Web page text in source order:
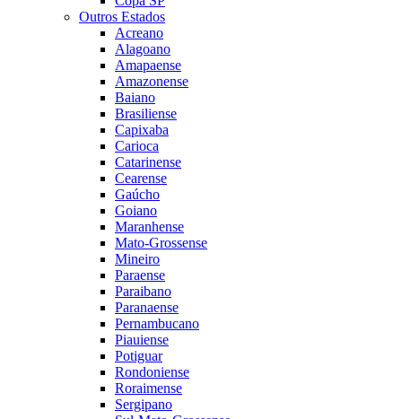
Outros Estados
Acreano
Alagoano
Amapaense
Amazonense
Baiano
Brasiliense
Capixaba
Carioca
Catarinense
Cearense
Gaúcho
Goiano
Maranhense
Mato-Grossense
Mineiro
Paraense
Paraibano
Paranaense
Pernambucano
Piauiense
Potiguar
Rondoniense
Roraimense
Sergipano